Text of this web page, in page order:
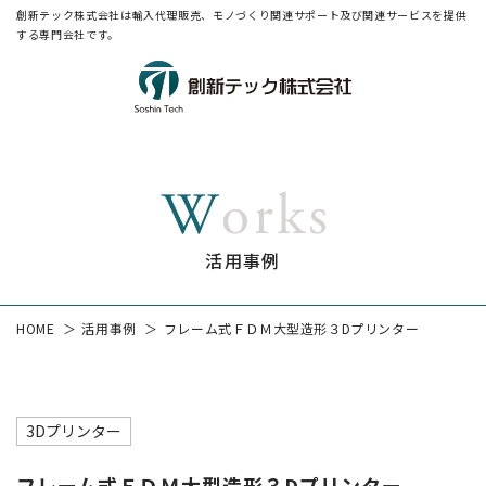
創新テック株式会社は輸入代理販売、モノづくり関連サポート及び関連サービスを提供
する専門会社です。
活用事例
HOME 活用事例 フレーム式ＦＤＭ大型造形３Dプリンター
3Dプリンター